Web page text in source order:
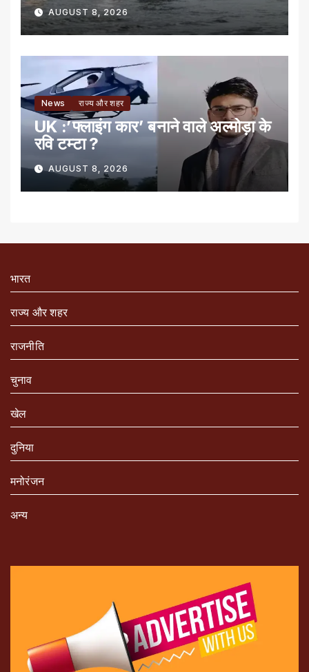
AUGUST 8, 2026
News राज्य और शहर
UK :’फ्लाइंग कार’ बनाने वाले अल्मोड़ा के
रवि टम्टा ?
AUGUST 8, 2026
भारत
राज्य और शहर
राजनीति
चुनाव
खेल
दुनिया
मनोरंजन
अन्य